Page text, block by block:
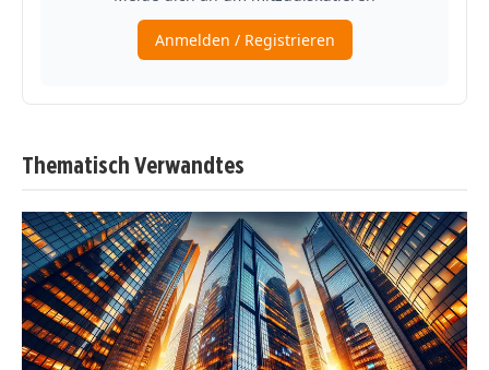
Thematisch Verwandtes